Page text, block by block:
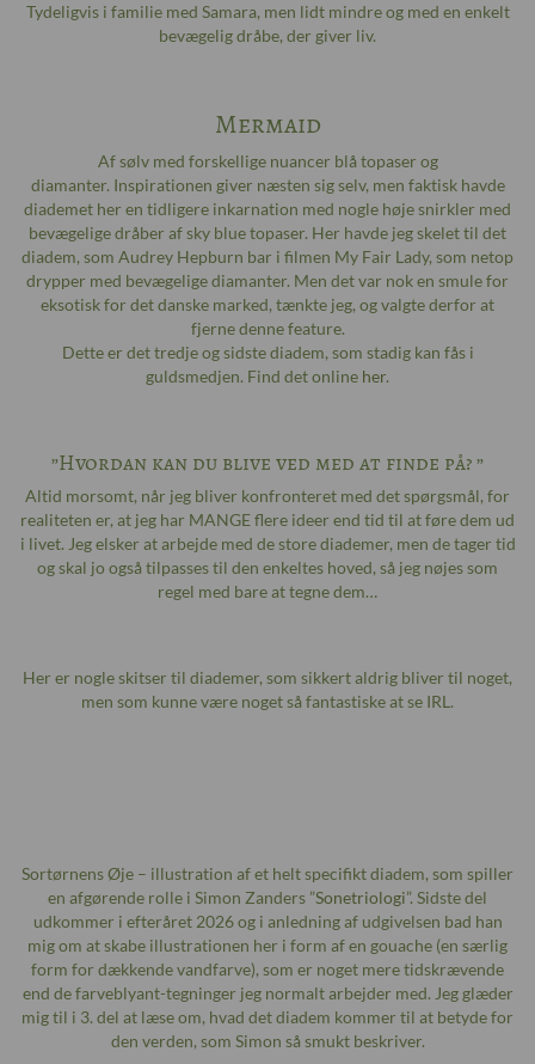
Tydeligvis i familie med Samara, men lidt mindre og med en enkelt
bevægelig dråbe, der giver liv.
Mermaid
Af sølv med forskellige nuancer blå topaser og
diamanter. Inspirationen giver næsten sig selv, men faktisk havde
diademet her en tidligere inkarnation med nogle høje snirkler med
bevægelige dråber af sky blue topaser. Her havde jeg skelet til det
diadem, som Audrey Hepburn bar i filmen My Fair Lady, som netop
drypper med bevægelige diamanter. Men det var nok en smule for
eksotisk for det danske marked, tænkte jeg, og valgte derfor at
fjerne denne feature.
Dette er det tredje og sidste diadem, som stadig kan fås i
guldsmedjen. Find det online her.
”Hvordan kan du blive ved med at finde på? ”
Altid morsomt, når jeg bliver konfronteret med det spørgsmål, for
realiteten er, at jeg har MANGE flere ideer end tid til at føre dem ud
i livet. Jeg elsker at arbejde med de store diademer, men de tager tid
og skal jo også tilpasses til den enkeltes hoved, så jeg nøjes som
regel med bare at tegne dem…
Her er nogle skitser til diademer, som sikkert aldrig bliver til noget,
men som kunne være noget så fantastiske at se IRL.
Sortørnens Øje – illustration af et helt specifikt diadem, som spiller
en afgørende rolle i Simon Zanders ”Sonetriologi”. Sidste del
udkommer i efteråret 2026 og i anledning af udgivelsen bad han
mig om at skabe illustrationen her i form af en gouache (en særlig
form for dækkende vandfarve), som er noget mere tidskrævende
end de farveblyant-tegninger jeg normalt arbejder med. Jeg glæder
mig til i 3. del at læse om, hvad det diadem kommer til at betyde for
den verden, som Simon så smukt beskriver.